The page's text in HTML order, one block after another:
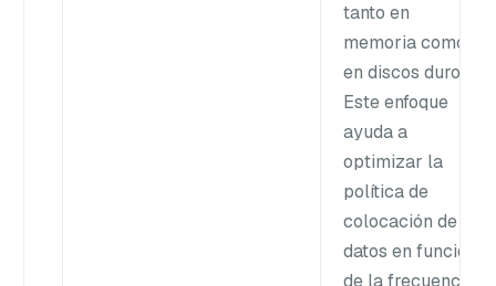
tanto en
memoria como
en discos duros.
Este enfoque
ayuda a
optimizar la
política de
colocación de
datos en función